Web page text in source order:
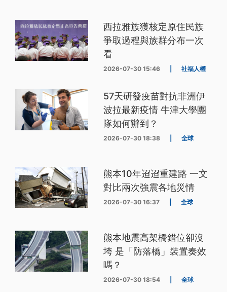
西拉雅族獲核定原住民族
爭取過程與族群分布一次
看
2026-07-30 15:46 社福人權
57天研發疫苗對抗非洲伊
波拉最新疫情 牛津大學團
隊如何辦到？
2026-07-30 18:38 全球
熊本10年迢迢重建路 一文
對比兩次強震各地災情
2026-07-30 16:37 全球
熊本地震高架橋錯位卻沒
垮 是「防落橋」裝置奏效
嗎？
2026-07-30 18:54 全球